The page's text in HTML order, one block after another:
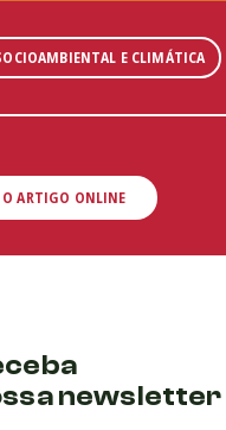
E CLIMÁTICA
O ARTIGO ONLINE
newsletter